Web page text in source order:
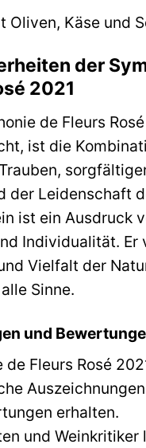
Oliven, Käse und
der
2021
de Fleurs
ist die
der Leidenschaft
ist ein Ausdruck
Individualität. Er
Vielfalt der
Sinne.
und
de Fleurs Rosé
erhalten.
und Weinkritiker